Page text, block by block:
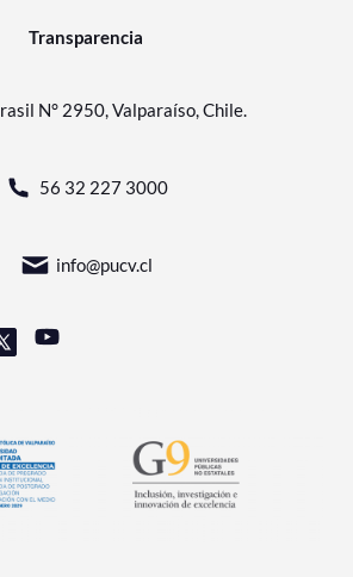
Transparencia
N° 2950, Valparaíso, Chile.
56 32 227 3000
info@pucv.cl